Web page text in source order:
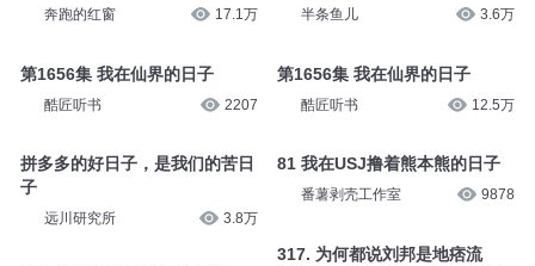
奔跑的红窗 17.1万
第1656集 我在仙界的日子
酷匠听书 2207
拼多多的好日子，是我们的苦日
子
远川研究所 3.8万
半条鱼儿 3.6万
第1656集 我在仙界的日子
酷匠听书 12.5万
81 我在USJ撸着熊本熊的日子
番薯剥壳工作室 9878
317. 为何都说刘邦是地痞流